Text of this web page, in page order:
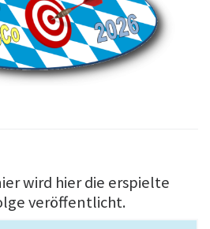
wird hier die erspielte
veröffentlicht.